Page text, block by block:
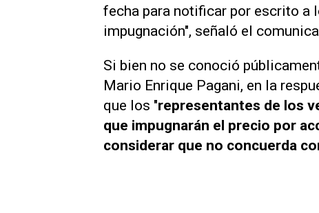
fecha para notificar por escrito a
impugnación", señaló el
Si bien no se conoció
Mario Enrique Pagani, en la
que los "representantes de los
que impugnarán el precio por
considerar que no concuerda